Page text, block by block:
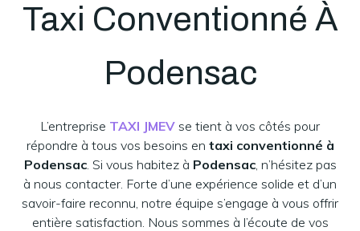
Taxi Conventionné À
Podensac
L’entreprise TAXI JMEV se tient à vos côtés pour
répondre à tous vos besoins en taxi conventionné à
Podensac. Si vous habitez à Podensac, n’hésitez pas
à nous contacter. Forte d’une expérience solide et d’un
savoir-faire reconnu, notre équipe s’engage à vous offrir
entière satisfaction. Nous sommes à l’écoute de vos